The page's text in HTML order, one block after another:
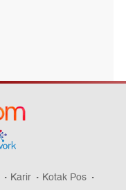
Karir
Kotak Pos